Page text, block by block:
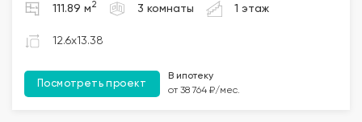
111.89 м 2 3 комнаты 1 этаж
12.6x13.38
Посмотреть проект
В ипотеку
от 38 764 ₽/мес.